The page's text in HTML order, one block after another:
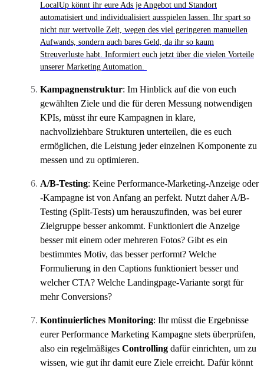
LocalUp könnt ihr eure Ads je Angebot und Standort
automatisiert und individualisiert ausspielen lassen. Ihr spart so
nicht nur wertvolle Zeit, wegen des viel geringeren manuellen
Aufwands, sondern auch bares Geld, da ihr so kaum
Streuverluste habt. Informiert euch jetzt über die vielen Vorteile
unserer Marketing Automation.
Kampagnenstruktur: Im Hinblick auf die von euch
gewählten Ziele und die für deren Messung notwendigen
KPIs, müsst ihr eure Kampagnen in klare,
nachvollziehbare Strukturen unterteilen, die es euch
ermöglichen, die Leistung jeder einzelnen Komponente zu
messen und zu optimieren.
A/B-Testing: Keine Performance-Marketing-Anzeige oder
-Kampagne ist von Anfang an perfekt. Nutzt daher A/B-
Testing (Split-Tests) um herauszufinden, was bei eurer
Zielgruppe besser ankommt. Funktioniert die Anzeige
besser mit einem oder mehreren Fotos? Gibt es ein
bestimmtes Motiv, das besser performt? Welche
Formulierung in den Captions funktioniert besser und
welcher CTA? Welche Landingpage-Variante sorgt für
mehr Conversions?
Kontinuierliches Monitoring: Ihr müsst die Ergebnisse
eurer Performance Marketing Kampagne stets überprüfen,
also ein regelmäßiges Controlling dafür einrichten, um zu
wissen, wie gut ihr damit eure Ziele erreicht. Dafür könnt